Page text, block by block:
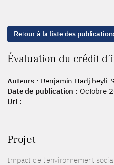
Retour à la liste des
Évaluation du crédit
Auteurs : Benjamin Hadjibeyli
Date de publication : Octobre
Url :
Projet
Impact de l’environnement